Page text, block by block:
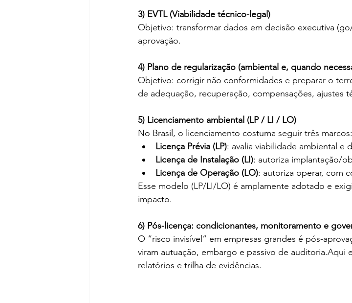
3) EVTL (Viabilidade técnico-legal)
Objetivo: transformar dados em decisão executiva
aprovação.
4) Plano de regularização (ambiental e, quando
Objetivo: corrigir não conformidades e preparar o
de adequação, recuperação, compensações, ajustes
5) Licenciamento ambiental (LP / LI / LO)
No Brasil, o licenciamento costuma seguir três marcos:
Licença Prévia (LP): avalia viabilidade ambiental e
Licença de Instalação (LI): autoriza implantação/
Licença de Operação (LO): autoriza operar, com
Esse modelo (LP/LI/LO) é amplamente adotado e
impacto.
6) Pós-licença: condicionantes, monitoramento e
O “risco invisível” em empresas grandes é pós-
viram autuação, embargo e passivo de auditoria.Aqui
relatórios e trilha de evidências.